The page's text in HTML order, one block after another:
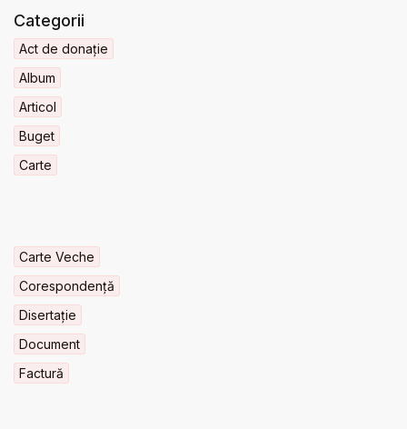
Categorii
Act de donație
Album
Articol
Buget
Carte
Carte Veche
Corespondență
Disertație
Document
Factură